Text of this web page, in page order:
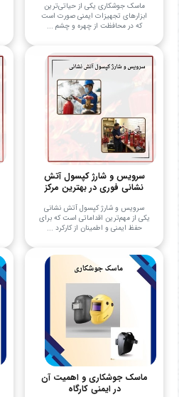
ماسک جوشکاری یکی از حیاتی‌ترین
ابزارهای تجهیزات ایمنی صورت است
که در محافظت از چهره و چشم‌ ...
سرویس و شارژ کپسول آتش
نشانی فوری در بهترین مرکز
سرویس و شارژ کپسول آتش نشانی
یکی از مهم‌ترین اقداماتی است که برای
حفظ ایمنی و اطمینان از کارکرد ...
ماسک جوشکاری و اهمیت آن
در ایمنی کارگاه